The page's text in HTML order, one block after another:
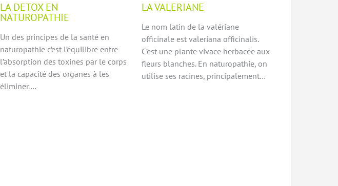
LA DETOX EN
NATUROPATHIE
Un des principes de la santé en
naturopathie c’est l’équilibre entre
l’absorption des toxines par le corps
et la capacité des organes à les
éliminer.…
LA VALERIANE
Le nom latin de la valériane
officinale est valeriana officinalis.
C’est une plante vivace herbacée aux
fleurs blanches. En naturopathie, on
utilise ses racines, principalement…